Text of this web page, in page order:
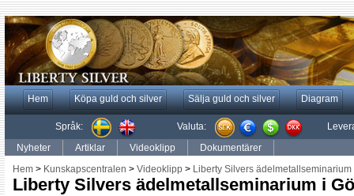
Hem Köpa guld och silver Sälja guld och silver Diagram
Språk: Valuta:
Nyheter
Artiklar Videoklipp
Dokumentärer
Hem > Kunskapscentralen > Videoklipp > Liberty Silvers
Liberty Silvers ädelmetallseminarium i